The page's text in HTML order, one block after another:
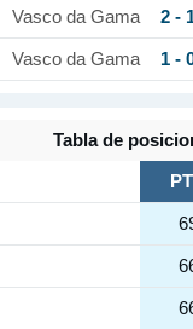
Vasco da Gama 2 -
Vasco da Gama 1 -
Tabla de